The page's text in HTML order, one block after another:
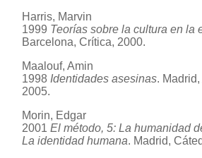
Harris, Marvin
1999 Teorías sobre la cultura en la
Barcelona, Crítica, 2000.
Maalouf, Amin
1998 Identidades asesinas.
2005.
Morin, Edgar
2001 El método, 5: La humanidad
La identidad humana. Madrid,